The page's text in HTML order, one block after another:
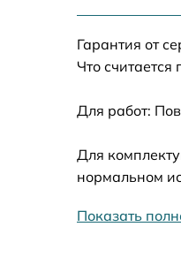
Замена
Гарантия от
Что
Для работ:
Для
нормальном
Показать